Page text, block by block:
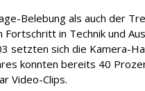
Belebung als auch der
in Technik und
setzten sich die Kamera-
konnten bereits 40
Video-Clips.